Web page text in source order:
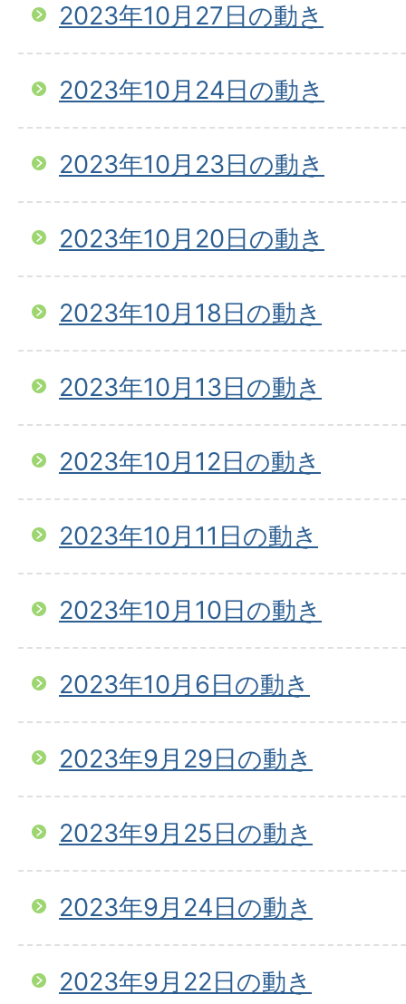
2023年10月27日の動き
2023年10月24日の動き
2023年10月23日の動き
2023年10月20日の動き
2023年10月18日の動き
2023年10月13日の動き
2023年10月12日の動き
2023年10月11日の動き
2023年10月10日の動き
2023年10月6日の動き
2023年9月29日の動き
2023年9月25日の動き
2023年9月24日の動き
2023年9月22日の動き